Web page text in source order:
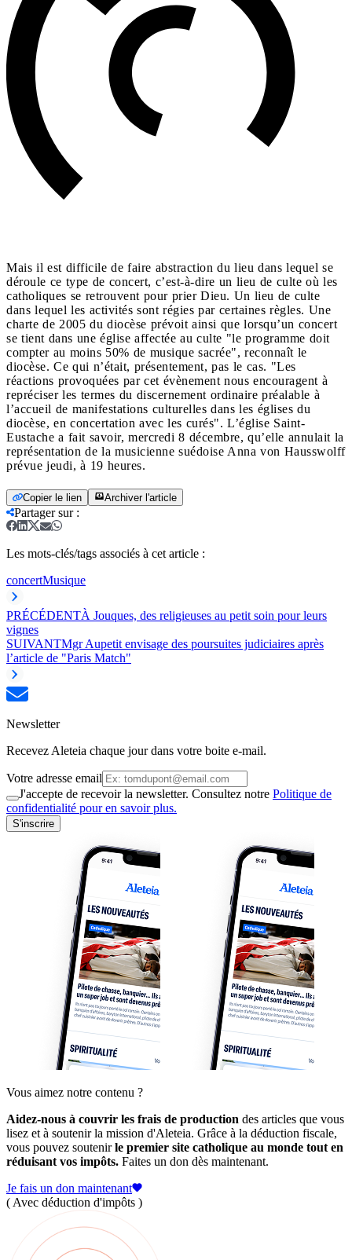
Mais il est difficile de faire abstraction du lieu dans lequel se
déroule ce type de concert, c’est-à-dire un lieu de culte où les
catholiques se retrouvent pour prier Dieu. Un lieu de culte
dans lequel les activités sont régies par certaines règles. Une
charte de 2005 du diocèse prévoit ainsi que lorsqu’un concert
se tient dans une église affectée au culte "le programme doit
compter au moins 50% de musique sacrée", reconnaît le
diocèse. Ce qui n’était, présentement, pas le cas. "Les
réactions provoquées par cet évènement nous encouragent à
repréciser les termes du discernement ordinaire préalable à
l’accueil de manifestations culturelles dans les églises du
diocèse, en concertation avec les curés". L’église Saint-
Eustache a fait savoir, mercredi 8 décembre, qu’elle annulait la
représentation de la musicienne suédoise Anna von Hausswolff
prévue jeudi, à 19 heures.
Copier le lien Archiver l'article
Partager sur:
Les mots-clés/tags associés à cet article :
concertMusique
PRÉCÉDENTÀ Jouques, des religieuses au petit soin pour leurs
vignes
SUIVANTMgr Aupetit envisage des poursuites judiciaires après
l’article de "Paris Match"
Newsletter
Recevez Aleteia chaque jour dans votre boite e-mail.
Votre adresse email
J'accepte de recevoir la newsletter. Consultez notre Politique de
confidentialité pour en savoir plus.
S'inscrire
Vous aimez notre contenu ?
Aidez-nous à couvrir les frais de production des articles que vous
lisez et à soutenir la mission d'Aleteia. Grâce à la déduction fiscale,
vous pouvez soutenirle premier site catholique au monde tout en
réduisant vos impôts. Faites un don dès maintenant.
Je fais un don maintenant
( Avec déduction d'impôts )